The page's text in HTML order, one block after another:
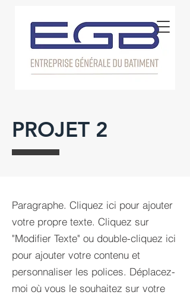
PROJET 2
Paragraphe. Cliquez ici pour ajouter
votre propre texte. Cliquez sur
"Modifier Texte" ou double-cliquez ici
pour ajouter votre contenu et
personnaliser les polices. Déplacez-
moi où vous le souhaitez sur votre